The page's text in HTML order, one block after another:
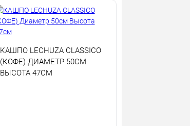
КАШПО LECHUZA CLASSICO
(КОФЕ) ДИАМЕТР 50СМ
ВЫСОТА 47СМ